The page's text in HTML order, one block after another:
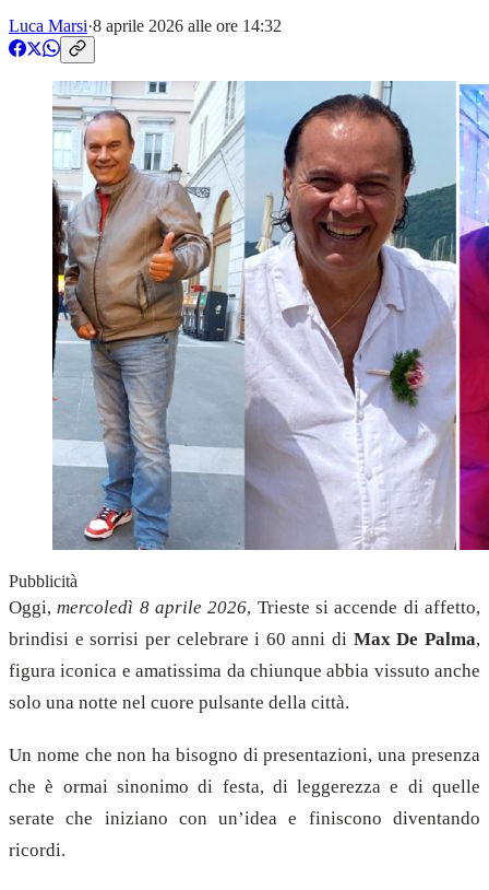
Luca Marsi·8 aprile 2026 alle ore 14:32
Pubblicità
Oggi,mercoledì 8 aprile 2026, Trieste si accende di affetto,
brindisi e sorrisi per celebrare i 60 anni di Max De Palma,
figura iconica e amatissima da chiunque abbia vissuto anche
solo una notte nel cuore pulsante della città.
Un nome che non ha bisogno di presentazioni, una presenza
che è ormai sinonimo di festa, di leggerezza e di quelle
serate che iniziano con un’idea e finiscono diventando
ricordi.